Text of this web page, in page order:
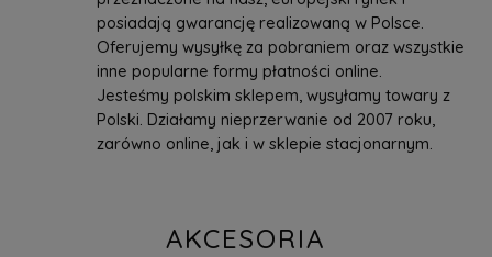
posiadają gwarancję realizowaną w Polsce.
Oferujemy wysyłkę za pobraniem oraz wszystkie
inne popularne formy płatności online.
Jesteśmy polskim sklepem, wysyłamy towary z
Polski. Działamy nieprzerwanie od 2007 roku,
zarówno online, jak i w sklepie stacjonarnym.
AKCESORIA